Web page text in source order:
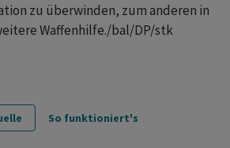
zu überwinden, zum anderen in
Waffenhilfe./bal/DP/stk
So funktioniert's